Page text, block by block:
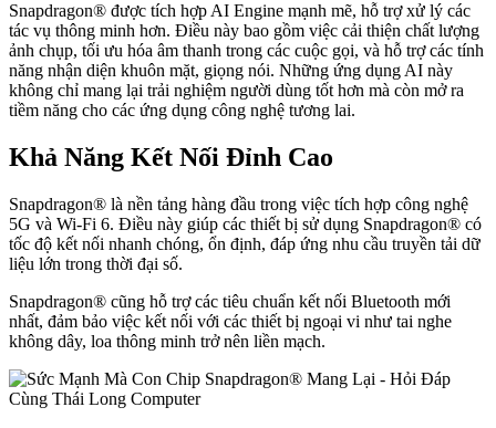
Snapdragon® được tích hợp AI Engine mạnh mẽ, hỗ trợ xử lý các
tác vụ thông minh hơn. Điều này bao gồm việc cải thiện chất lượng
ảnh chụp, tối ưu hóa âm thanh trong các cuộc gọi, và hỗ trợ các tính
năng nhận diện khuôn mặt, giọng nói. Những ứng dụng AI này
không chỉ mang lại trải nghiệm người dùng tốt hơn mà còn mở ra
tiềm năng cho các ứng dụng công nghệ tương lai.
Khả Năng Kết Nối Đỉnh Cao
Snapdragon® là nền tảng hàng đầu trong việc tích hợp công nghệ
5G và Wi-Fi 6. Điều này giúp các thiết bị sử dụng Snapdragon® có
tốc độ kết nối nhanh chóng, ổn định, đáp ứng nhu cầu truyền tải dữ
liệu lớn trong thời đại số.
Snapdragon® cũng hỗ trợ các tiêu chuẩn kết nối Bluetooth mới
nhất, đảm bảo việc kết nối với các thiết bị ngoại vi như tai nghe
không dây, loa thông minh trở nên liền mạch.